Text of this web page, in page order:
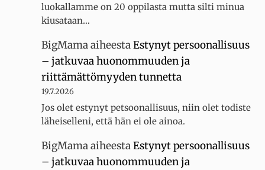
luokallamme on 20 oppilasta mutta silti minua
kiusataan…
BigMamaaiheestaEstynyt persoonallisuus
– jatkuvaa huonommuuden ja
riittämättömyyden tunnetta
19.7.2026
Jos olet estynyt petsoonallisuus, niin olet todiste
läheiselleni, että hän ei ole ainoa.
BigMamaaiheestaEstynyt persoonallisuus
– jatkuvaa huonommuuden ja